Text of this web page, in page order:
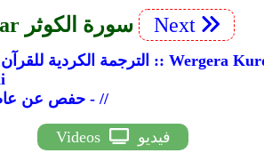
108. Surah Al-Kauthar سورة الكوثر Next
// - Hafs for Assem حفص عن عاصم - //
Videos فيديو